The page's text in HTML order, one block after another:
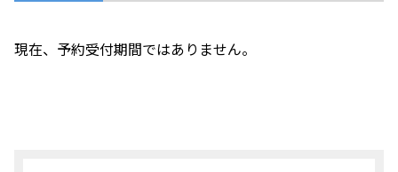
現在、予約受付期間ではありません。